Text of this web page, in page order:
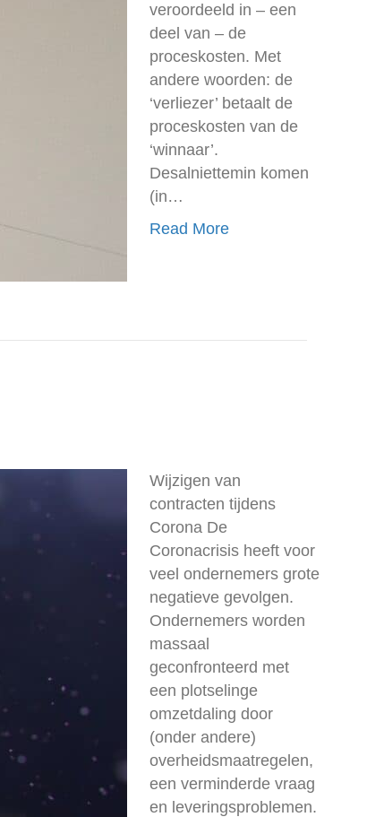
veroordeeld in – een
deel van – de
proceskosten. Met
andere woorden: de
‘verliezer’ betaalt de
proceskosten van de
‘winnaar’.
Desalniettemin komen
(in…
Read More
Wijzigen van
contracten tijdens
Corona De
Coronacrisis heeft voor
veel ondernemers grote
negatieve gevolgen.
Ondernemers worden
massaal
geconfronteerd met
een plotselinge
omzetdaling door
(onder andere)
overheidsmaatregelen,
een verminderde vraag
en leveringsproblemen.